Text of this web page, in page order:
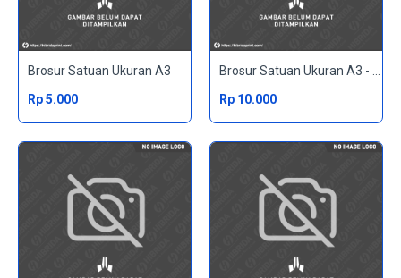
Brosur Satuan Ukuran A3
Rp 5.000
Rp 10.000